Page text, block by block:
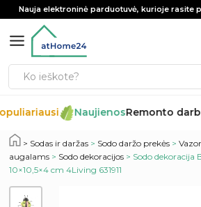
Nauja elektroninė parduotuvė, kurioje rasite
NaujienosRemonto
Sodas ir daržas > Sodo daržo prekės >
augalams > Sodo dekoracijos > Sodo
10×10,5×4 cm 4Living 631911